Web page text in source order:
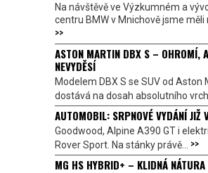
Na návštěvě ve Výzkumném a
centru BMW v Mnichově jsme měli
>>
ASTON MARTIN DBX S – OHROMÍ,
NEVYDĚSÍ
Modelem DBX S se SUV od Aston
dostává na dosah absolutního
AUTOMOBIL: SRPNOVÉ VYDÁNÍ JIŽ
Goodwood, Alpine A390 GT i
Rover Sport. Na stánky právě... >>
MG HS HYBRID+ – KLIDNÁ NÁTURA